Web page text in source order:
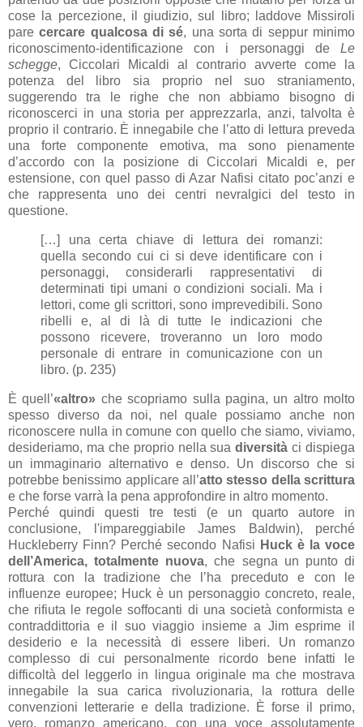
cose la percezione, il giudizio, sul libro; laddove Missiroli
parecercare qualcosa di sé, una sorta di seppur minimo
riconoscimento-identificazione con i personaggi de Le
schegge, Ciccolari Micaldi al contrario avverte come la
potenza del libro sia proprio nel suo straniamento,
suggerendo tra le righe che non abbiamo bisogno di
riconoscerci in una storia per apprezzarla, anzi, talvolta è
proprio il contrario. È innegabile che l’atto di lettura preveda
una forte componente emotiva, ma sono pienamente
d’accordo con la posizione di Ciccolari Micaldi e, per
estensione, con quel passo di Azar Nafisi citato poc’anzi e
che rappresenta uno dei centri nevralgici del testo in
questione.
[…] una certa chiave di lettura dei romanzi:
quella secondo cui ci si deve identificare con i
personaggi, considerarli rappresentativi di
determinati tipi umani o condizioni sociali. Ma i
lettori, come gli scrittori, sono imprevedibili. Sono
ribelli e, al di là di tutte le indicazioni che
possono ricevere, troveranno un loro modo
personale di entrare in comunicazione con un
libro. (p. 235)
È quell’«altro» che scopriamo sulla pagina, un altro molto
spesso diverso da noi, nel quale possiamo anche non
riconoscere nulla in comune con quello che siamo, viviamo,
desideriamo, ma che proprio nella suadiversità ci dispiega
un immaginario alternativo e denso. Un discorso che si
potrebbe benissimo applicare all’atto stesso della scrittura
e che forse varrà la pena approfondire in altro momento.
Perché quindi questi tre testi (e un quarto autore in
conclusione, l'impareggiabile James Baldwin), perché
Huckleberry Finn? Perché secondo Nafisi Huck è la voce
dell’America, totalmente nuova, che segna un punto di
rottura con la tradizione che l’ha preceduto e con le
influenze europee; Huck è un personaggio concreto, reale,
che rifiuta le regole soffocanti di una società conformista e
contraddittoria e il suo viaggio insieme a Jim esprime il
desiderio e la necessità di essere liberi. Un romanzo
complesso di cui personalmente ricordo bene infatti le
difficoltà del leggerlo in lingua originale ma che mostrava
innegabile la sua carica rivoluzionaria, la rottura delle
convenzioni letterarie e della tradizione. È forse il primo,
vero, romanzo americano, con una voce assolutamente